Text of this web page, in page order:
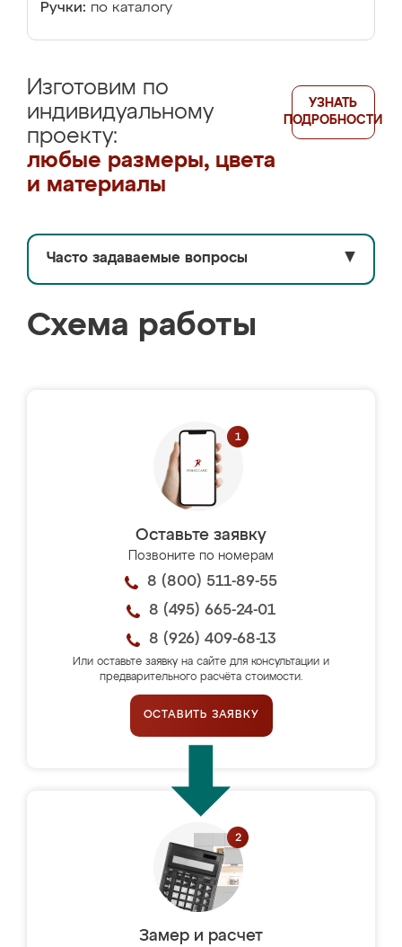
Ручки: по каталогу
Изготовим по
индивидуальному
проекту:
любые размеры, цвета
и материалы
УЗНАТЬ
ПОДРОБНОСТИ
Часто задаваемые вопросы ▼
Схема работы
Оставьте заявку
Позвоните по номерам
8 (800) 511-89-55
8 (495) 665-24-01
8 (926) 409-68-13
Или оставьте заявку на сайте для консультации и
предварительного расчёта стоимости.
ОСТАВИТЬ ЗАЯВКУ
Замер и расчет